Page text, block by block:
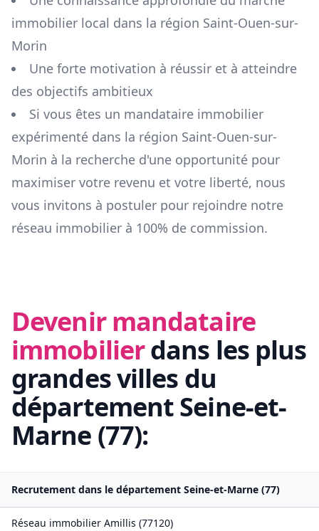
immobilier local dans la région Saint-Ouen-sur-
Morin
Une forte motivation à réussir et à atteindre
des objectifs ambitieux
Si vous êtes un mandataire immobilier
expérimenté dans la région Saint-Ouen-sur-
Morin à la recherche d'une opportunité pour
maximiser votre revenu et votre liberté, nous
vous invitons à postuler pour rejoindre notre
réseau immobilier à 100% de commission.
Devenir mandataire
immobilierdans les plus
grandes villes du
départementSeine-et-
Marne (77):
Recrutement dans le département Seine-et-Marne (77)
Réseau immobilier Amillis (77120)